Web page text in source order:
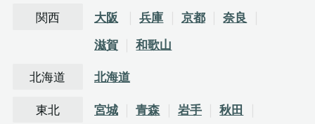
関西 大阪 兵庫 京都
奈良
滋賀
和歌山
北海道 北海道
東北 宮城 青森 岩手
秋田